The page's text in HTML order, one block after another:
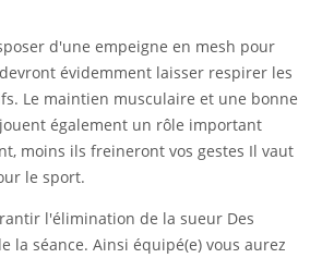
d'une empeigne en mesh pour
évidemment laisser respirer les
Le maintien musculaire et une bonne
également un rôle important
moins ils freineront vos gestes Il vaut
le sport.
l'élimination de la sueur Des
séance. Ainsi équipé(e) vous aurez